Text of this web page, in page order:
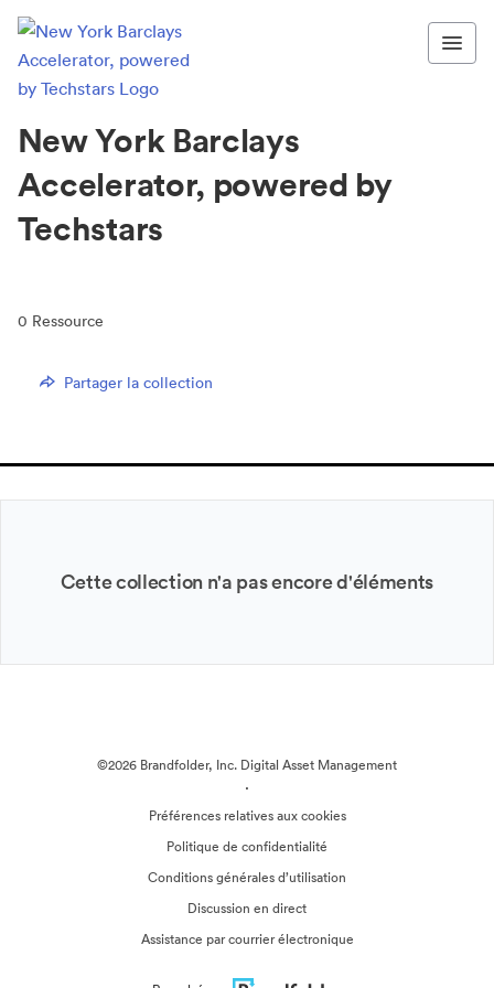
New York Barclays
Accelerator, powered by
Techstars
0 Ressource
Partager la collection
Cette collection n'a pas encore d'éléments
©2026 Brandfolder, Inc. Digital Asset Management
·
Préférences relatives aux cookies
Politique de confidentialité
Conditions générales d’utilisation
Discussion en direct
Assistance par courrier électronique